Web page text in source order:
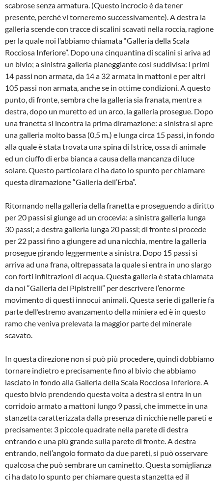
scabrose senza ar­matura. (Questo incrocio è da tener
presente, perchè vi torneremo succes­sivamente). A destra la
galleria scende con trac­ce di scalini scavati nella roccia, ragione
per la quale noi l’abbiamo chiamata “Galleria della Scala
Rocciosa Inferiore”. Dopo una cinquantina di scalini si ariva ad
un bivio; a sinistra galleria pianeg­giante così suddivisa: i primi
14 passi non armata, da 14 a 32 armata in mattoni e per altri
105 passi non armata, anche se in ottime condizioni. A questo
punto, di fronte, sembra che la galleria sia franata, mentre a
destra, dopo un muretto ed un arco, la galleria prosegue. Dopo
una franetta si incontra la prima diramazione: a sinistra si apre
una galleria molto bassa (0,5 m.) e lunga circa 15 passi, in fondo
alla quale è stata trovata una spina di Istrice, ossa di animale
ed un ciuffo di erba bianca a causa della mancanza di luce
solare. Questo particolare ci ha dato lo spunto per chiamare
questa diramazione “Gal­leria dell’Erba”.
Ritornando nella galleria della franetta e proseguendo a diritto
per 20 passi si giunge ad un crocevia: a sini­stra galleria lunga
30 passi; a destra galleria lunga 20 passi; di fronte si procede
per 22 passi fino a giungere ad una nicchia, mentre la galleria
pro­segue girando leggermente a sinistra. Dopo 15 passi si
arriva ad una frana, oltrepassata la quale si entra in uno slargo
con forti infiltrazioni di acqua. Questa galleria è stata chiamata
da noi “Galleria dei Pipistrelli” per descrivere l’enorme
movimento di questi innocui animali. Questa serie di gallerie fa
parte dell’estremo avanzamento della miniera ed è in questo
ramo che veniva pre­levata la maggior parte del minerale
scavato.
In questa direzione non si può più procedere, quindi dobbiamo
tornare indietro e precisamente fino al bivio che abbiamo
lasciato in fondo alla Galleria della Scala Rocciosa Inferiore. A
questo bivio prendendo questa volta a destra si entra in un
corridoio armato a mattoni lungo 9 passi, che immette in una
stanzetta caratterizzata dalla presenza di nicchie nelle pareti e
precisamente: 3 piccole quadrate nella parete di destra
entrando e una più grande sulla parete di fronte. A destra
entrando, nell’angolo formato da due pareti, si può osservare
qualcosa che può sembrare un caminet­to. Questa somiglianza
ci ha dato lo spunto per chiamare questa stanzetta ed il